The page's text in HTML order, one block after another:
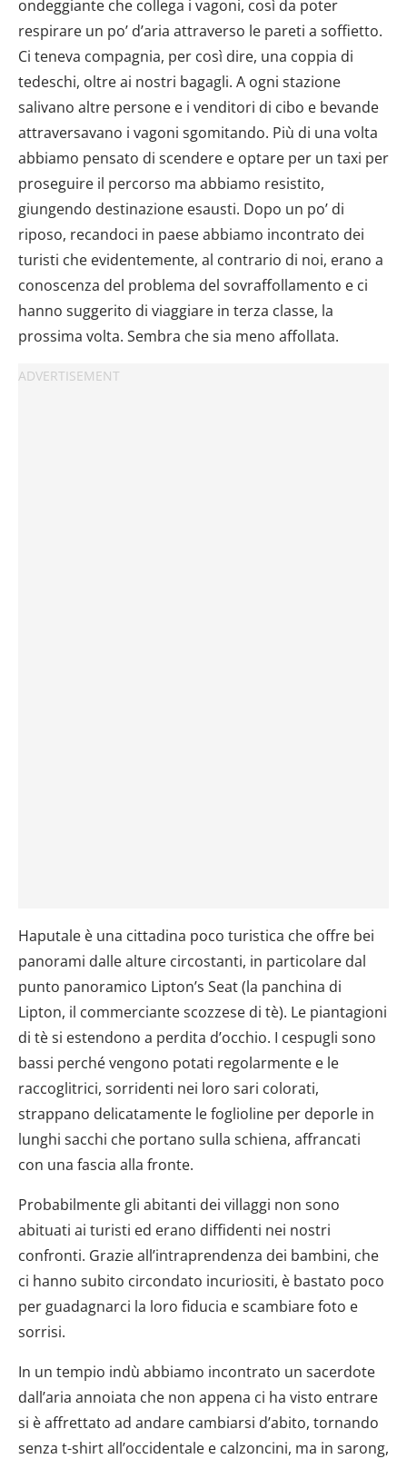
ondeggiante che collega i vagoni, così da poter
respirare un po’ d’aria attraverso le pareti a soffietto.
Ci teneva compagnia, per così dire, una coppia di
tedeschi, oltre ai nostri bagagli. A ogni stazione
salivano altre persone e i venditori di cibo e bevande
attraversavano i vagoni sgomitando. Più di una volta
abbiamo pensato di scendere e optare per un taxi per
proseguire il percorso ma abbiamo resistito,
giungendo destinazione esausti. Dopo un po’ di
riposo, recandoci in paese abbiamo incontrato dei
turisti che evidentemente, al contrario di noi, erano a
conoscenza del problema del sovraffollamento e ci
hanno suggerito di viaggiare in terza classe, la
prossima volta. Sembra che sia meno affollata.
Haputale è una cittadina poco turistica che offre bei
panorami dalle alture circostanti, in particolare dal
punto panoramico Lipton’s Seat (la panchina di
Lipton, il commerciante scozzese di tè). Le piantagioni
di tè si estendono a perdita d’occhio. I cespugli sono
bassi perché vengono potati regolarmente e le
raccoglitrici, sorridenti nei loro sari colorati,
strappano delicatamente le foglioline per deporle in
lunghi sacchi che portano sulla schiena, affrancati
con una fascia alla fronte.
Probabilmente gli abitanti dei villaggi non sono
abituati ai turisti ed erano diffidenti nei nostri
confronti. Grazie all’intraprendenza dei bambini, che
ci hanno subito circondato incuriositi, è bastato poco
per guadagnarci la loro fiducia e scambiare foto e
sorrisi.
In un tempio indù abbiamo incontrato un sacerdote
dall’aria annoiata che non appena ci ha visto entrare
si è affrettato ad andare cambiarsi d’abito, tornando
senza t-shirt all’occidentale e calzoncini, ma in sarong,